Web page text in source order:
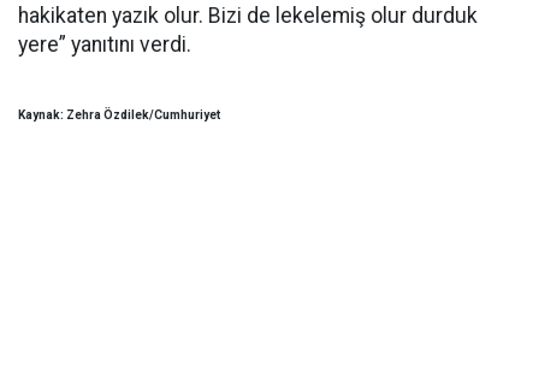
hakikaten yazık olur. Bizi de lekelemiş olur durduk
yere” yanıtını verdi.
Kaynak: Zehra Özdilek/Cumhuriyet